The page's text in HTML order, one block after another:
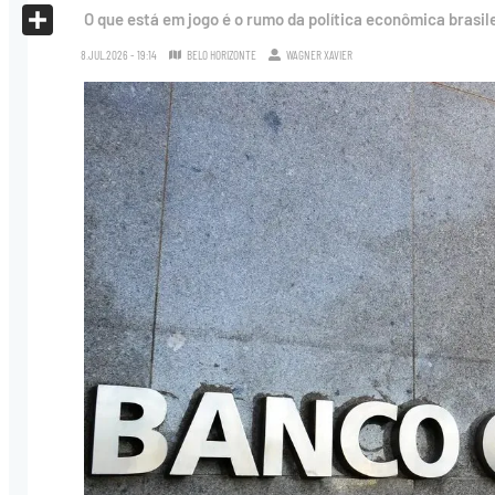
O que está em jogo é o rumo da política econômica
8.JUL.2026 - 19:14 BELO HORIZONTE WAGNER XAVIER
X